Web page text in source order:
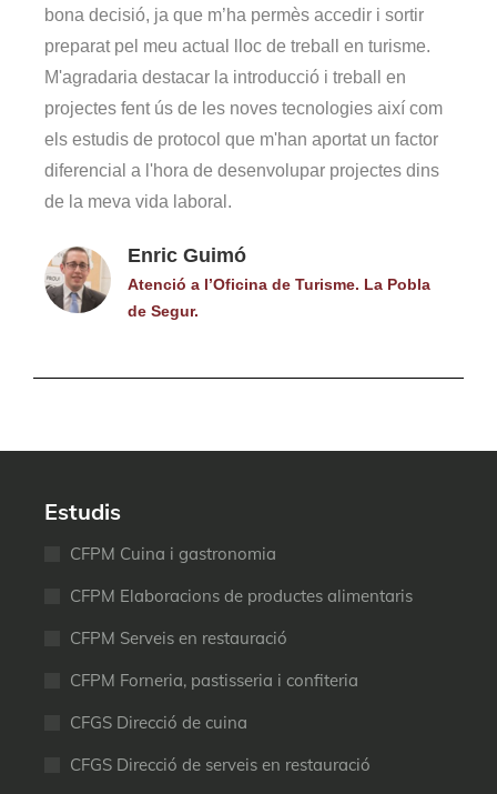
bona decisió, ja que m’ha permès accedir i sortir
preparat pel meu actual lloc de treball en turisme.
M'agradaria destacar la introducció i treball en
projectes fent ús de les noves tecnologies així com
els estudis de protocol que m'han aportat un factor
diferencial a l'hora de desenvolupar projectes dins
de la meva vida laboral.
Enric Guimó
Atenció a l’Oficina de Turisme. La Pobla
de Segur.
Estudis
CFPM Cuina i gastronomia
CFPM Elaboracions de productes alimentaris
CFPM Serveis en restauració
CFPM Forneria, pastisseria i confiteria
CFGS Direcció de cuina
CFGS Direcció de serveis en restauració